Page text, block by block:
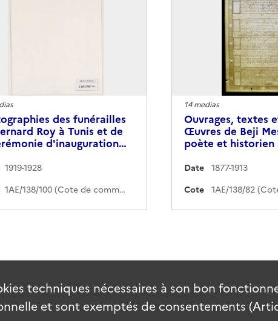
des funérailles
Roy à Tunis et de
d'inauguration…
1919-1928
1AE/138/100 (Cote de commande)
14 medias
Ouvrages, textes
Œuvres de Beji
poète et historien
Date
1877-1913
Cote
techniques nécessaires à son bon
et sont exemptés de consentements